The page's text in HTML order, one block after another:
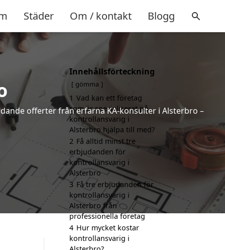
Städer Om / kontakt Blogg
offerter från erfarna KA-konsulter i Alsterbro –
Innehållsförteckning
gömma
1 Vad kan ett företag
som är specialiserat på
kontrollansvarig i
Alsterbro hjälpa till med?
2 Få alltid minst tre
erbjudanden för
kontrollansvarig i
Alsterbro
3 Få tre erbjudanden för
kontrollansvarig i
Alsterbro från
professionella företag
4 Hur mycket kostar
kontrollansvarig i